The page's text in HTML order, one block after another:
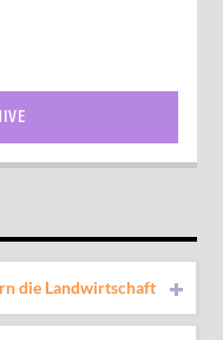
die Landwirtschaft